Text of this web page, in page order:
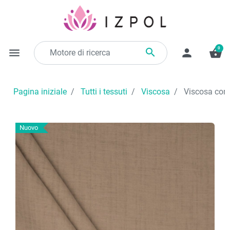
menu  person shopping_basket
0
Pagina iniziale Tutti i tessuti Viscosa Viscosa
Nuovo